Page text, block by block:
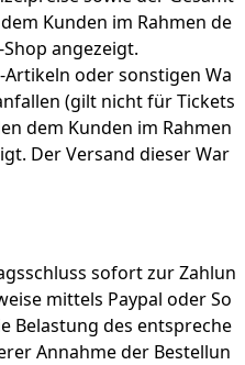
Kunden im Rahmen de
angezeigt.
Artikeln oder sonstigen Wa
(gilt nicht für Tickets
dem Kunden im Rahmen
Der Versand dieser War
sofort zur Zahlun
mittels Paypal oder So
Belastung des entspreche
Annahme der Bestellun